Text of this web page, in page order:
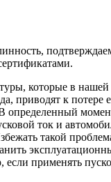
которые в нашей
приводят к
определенный
ток и
такой
если применять